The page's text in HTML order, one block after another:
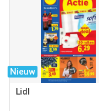
Nieuw
Lidl